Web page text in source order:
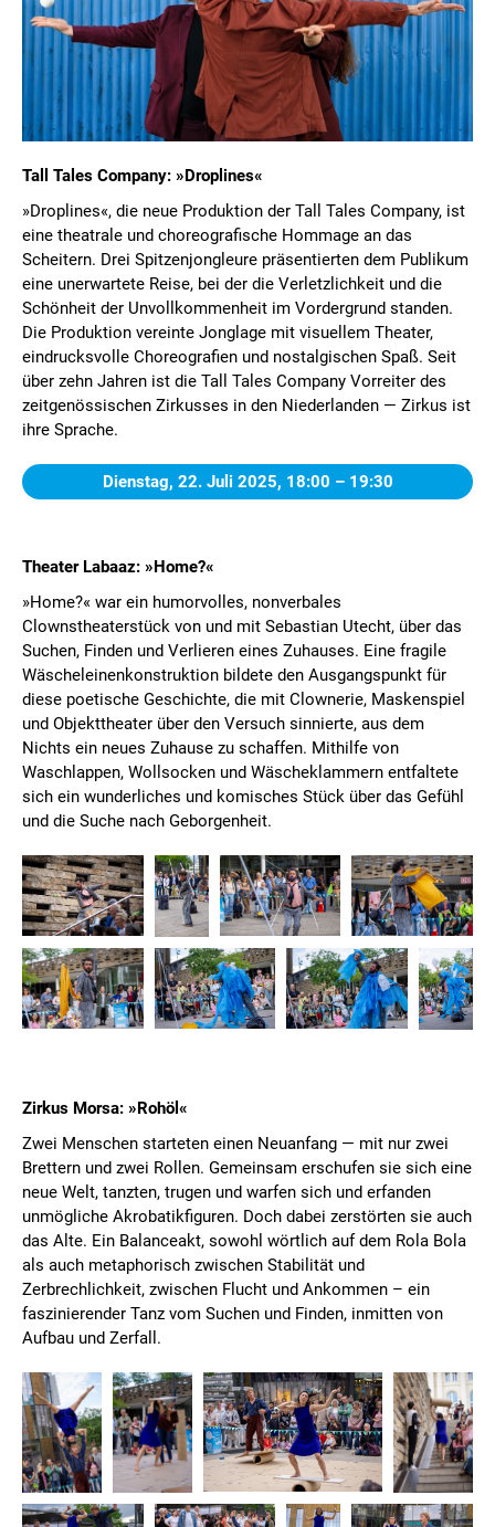
Tall Tales Company: »Droplines«
»Droplines«, die neue Produktion der Tall Tales Company, ist
eine theatrale und choreografische Hommage an das
Scheitern. Drei Spitzenjongleure präsentierten dem Publikum
eine unerwartete Reise, bei der die Verletzlichkeit und die
Schönheit der Unvollkommenheit im Vordergrund standen.
Die Produktion vereinte Jonglage mit visuellem Theater,
eindrucksvolle Choreografien und nostalgischen Spaß. Seit
über zehn Jahren ist die Tall Tales Company Vorreiter des
zeitgenössischen Zirkusses in den Niederlanden — Zirkus ist
ihre Sprache.
Dienstag, 22. Juli 2025, 18:00 – 19:30
Theater Labaaz: »Home?«
»Home?« war ein humorvolles, nonverbales
Clownstheaterstück von und mit Sebastian Utecht, über das
Suchen, Finden und Verlieren eines Zuhauses. Eine fragile
Wäsche­leinen­konstruktion bildete den Ausgangspunkt für
diese poetische Geschichte, die mit Clownerie, Maskenspiel
und Objekttheater über den Versuch sinnierte, aus dem
Nichts ein neues Zuhause zu schaffen. Mithilfe von
Waschlappen, Wollsocken und Wäscheklammern entfaltete
sich ein wunderliches und komisches Stück über das Gefühl
und die Suche nach Geborgenheit.
Zirkus Morsa: »Rohöl«
Zwei Menschen starteten einen Neuanfang — mit nur zwei
Brettern und zwei Rollen. Gemeinsam erschufen sie sich eine
neue Welt, tanzten, trugen und warfen sich und erfanden
unmögliche Akrobatikfiguren. Doch dabei zerstörten sie auch
das Alte. Ein Balanceakt, sowohl wörtlich auf dem Rola Bola
als auch metaphorisch zwischen Stabilität und
Zerbrechlichkeit, zwischen Flucht und Ankommen – ein
faszinierender Tanz vom Suchen und Finden, inmitten von
Aufbau und Zerfall.